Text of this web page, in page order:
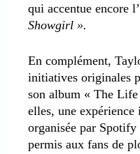
qui accentue encore
Showgirl ».
En complément,
initiatives originales
son album « The
elles, une
organisée par
permis aux fans de